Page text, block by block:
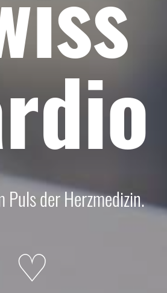
der Herzmedizin.
♡